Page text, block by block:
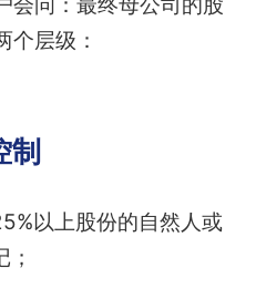
个层级：
制
以上股份的自然人或